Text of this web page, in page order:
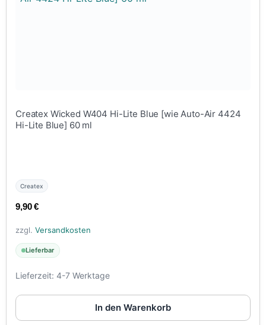
Createx Wicked W404 Hi-Lite Blue [wie Auto-Air 4424
Hi-Lite Blue] 60 ml
Createx
9,90€
zzgl. Versandkosten
Lieferbar
Lieferzeit: 4-7 Werktage
In den Warenkorb